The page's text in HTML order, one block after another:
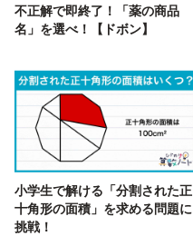
不正解で即終了！「薬の商品
名」を選べ！【ドボン】
小学生で解ける「分割された正
十角形の面積」を求める問題に
挑戦！